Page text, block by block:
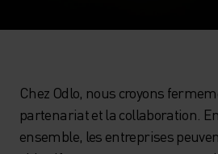
Chez Odlo, nous croyons
partenariat et la collaboration.
ensemble, les entreprises